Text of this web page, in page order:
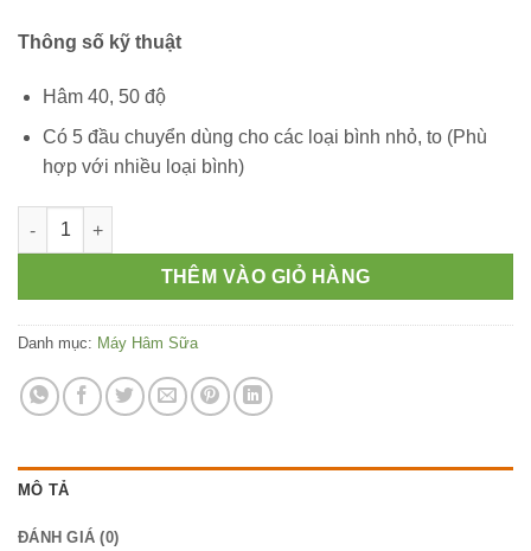
Thông số kỹ thuật
Hâm 40, 50 độ
Có 5 đầu chuyển dùng cho các loại bình nhỏ, to (Phù
hợp với nhiều loại bình)
Máy Hâm Sữa BENBI Leon (Pin 9.000mAh) số lượng
THÊM VÀO GIỎ HÀNG
Danh mục: Máy Hâm Sữa
MÔ TẢ
ĐÁNH GIÁ (0)